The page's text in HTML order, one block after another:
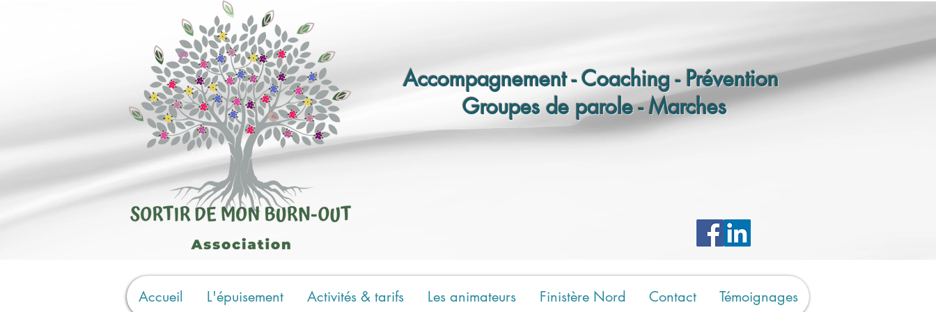
Accompagnement - Coaching - Prévention
Groupes de parole - Marches
Accueil L'épuisement Activités & tarifs Les animateurs Finistère Nord Contact Témoignages